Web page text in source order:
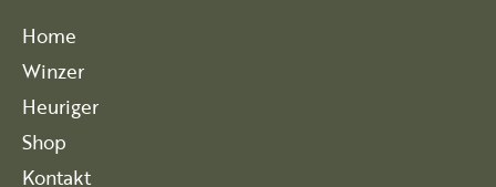
Home
Winzer
Heuriger
Shop
Kontakt